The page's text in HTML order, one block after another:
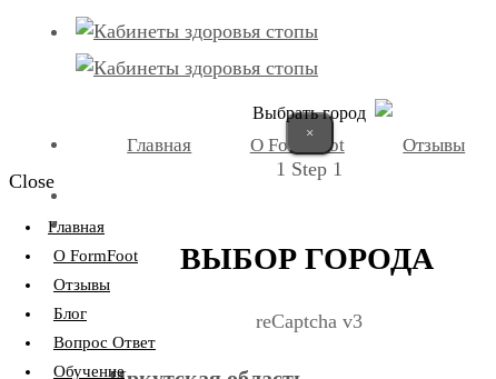
Выбрать город
×
1 Step 1
ВЫБОР ГОРОДА
reCaptcha v3
Главная О FormFoot Отзывы
Close
Главная
О FormFoot
Отзывы
Блог
Вопрос Ответ
Обучение